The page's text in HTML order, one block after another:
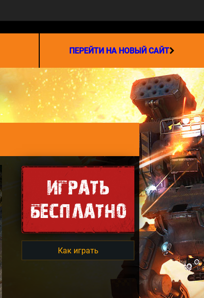
ПЕРЕЙТИ НА НОВЫЙ САЙТ
ИГРАТЬ
БЕСПЛАТНО
Как играть